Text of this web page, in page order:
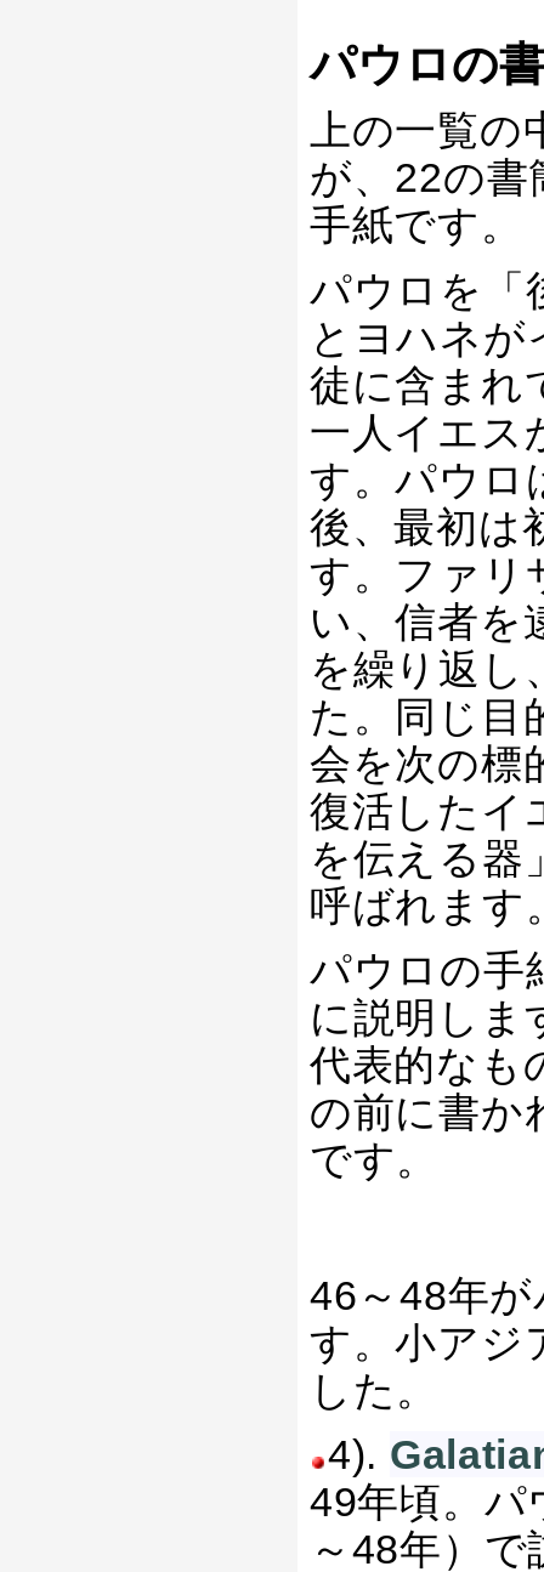
パウロの
上の一覧
が、22の書
手紙です。
パウロを「
とヨハネが
徒に含まれ
一人イエス
す。パウロ
後、最初は
す。ファリ
い、信者を
を繰り返し
た。同じ目
会を次の標
復活したイ
を伝える器
呼ばれます
パウロの手
に説明しま
代表的なも
の前に書か
です。
46～48年
す。小アジ
した。
4).
49年頃。パ
～48年）